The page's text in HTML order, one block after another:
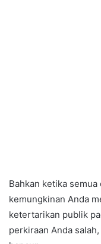
Bahkan ketika
kemungkinan Anda
ketertarikan publik
perkiraan Anda